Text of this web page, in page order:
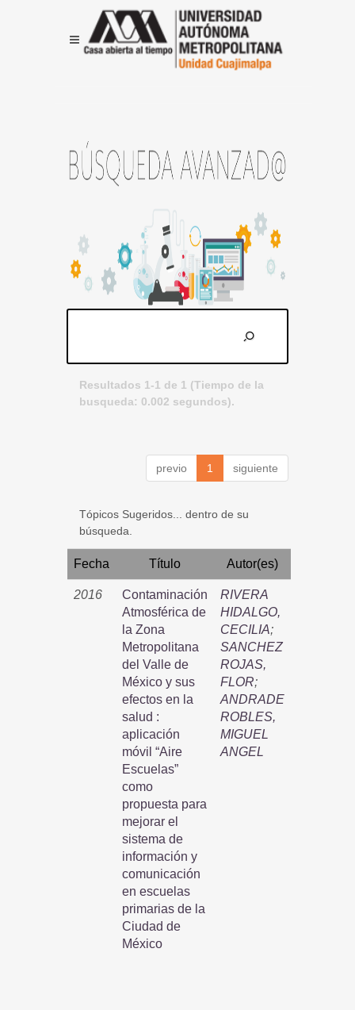
Resultados 1-1 de 1 (Tiempo de la
busqueda: 0.002 segundos).
previo 1 siguiente
Tópicos Sugeridos... dentro de su
búsqueda.
Fecha Título Autor(es)
2016
Contaminación
Atmosférica de
la Zona
Metropolitana
del Valle de
México y sus
efectos en la
salud :
aplicación
móvil “Aire
Escuelas”
como
propuesta para
mejorar el
sistema de
información y
comunicación
en escuelas
primarias de la
Ciudad de
México
RIVERA
HIDALGO,
CECILIA;
SANCHEZ
ROJAS,
FLOR;
ANDRADE
ROBLES,
MIGUEL
ANGEL